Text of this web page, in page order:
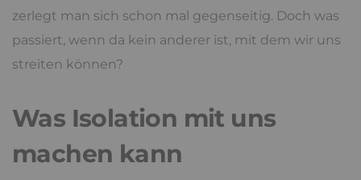
zerlegt man sich schon mal gegenseitig. Doch was
passiert, wenn da kein anderer ist, mit dem wir uns
streiten können?
Was Isolation mit uns
machen kann